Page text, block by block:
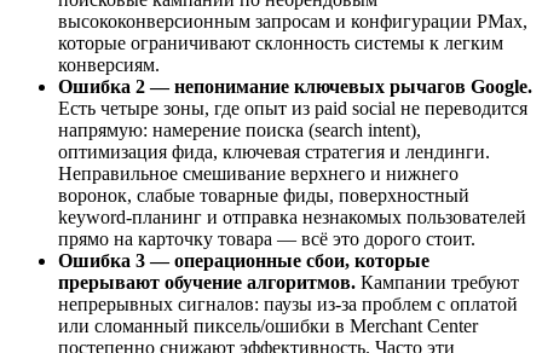
высококонверсионным запросам и конфигурации PMax,
которые ограничивают склонность системы к легким
конверсиям.
Ошибка 2 — непонимание ключевых рычагов Google.
Есть четыре зоны, где опыт из paid social не переводится
напрямую: намерение поиска (search intent),
оптимизация фида, ключевая стратегия и лендинги.
Неправильное смешивание верхнего и нижнего
воронок, слабые товарные фиды, поверхностный
keyword‑планинг и отправка незнакомых пользователей
прямо на карточку товара — всё это дорого стоит.
Ошибка 3 — операционные сбои, которые
прерывают обучение алгоритмов. Кампании требуют
непрерывных сигналов: паузы из‑за проблем с оплатой
или сломанный пиксель/ошибки в Merchant Center
постепенно снижают эффективность. Часто эти